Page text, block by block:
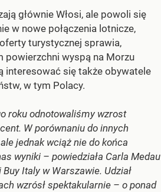
głównie Włosi, ale powoli się
w nowe połączenia lotnicze,
turystycznej sprawia,
powierzchni wyspą na Morzu
interesować się także obywatele
w tym Polacy.
roku odnotowaliśmy wzrost
W porównaniu do innych
jednak wciąż nie do końca
wyniki – powiedziała Carla Medau
Italy w Warszawie. Udział
wzrósł spektakularnie – o ponad